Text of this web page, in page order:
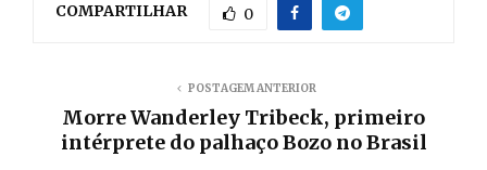
COMPARTILHAR 0
POSTAGEM ANTERIOR
Morre Wanderley Tribeck, primeiro
intérprete do palhaço Bozo no Brasil